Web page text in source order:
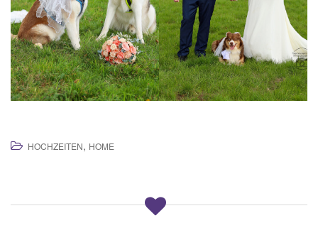
HOCHZEITEN, HOME